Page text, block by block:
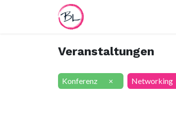
Veranstaltungen
Konferenz × Networking